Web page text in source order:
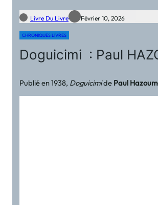
Livre Du Livre Février 10, 2026
CHRONIQUES LIVRES
Doguicimi : Paul
Publié en 1938, Doguicimide Paul